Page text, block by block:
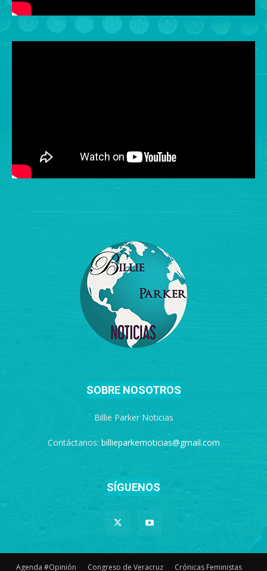
SOBRE NOSOTROS
Billie Parker Noticias
Contáctanos: billieparkernoticias@gmail.com
SÍGUENOS
Agenda #Opinión Congreso de Veracruz Crónicas Feministas